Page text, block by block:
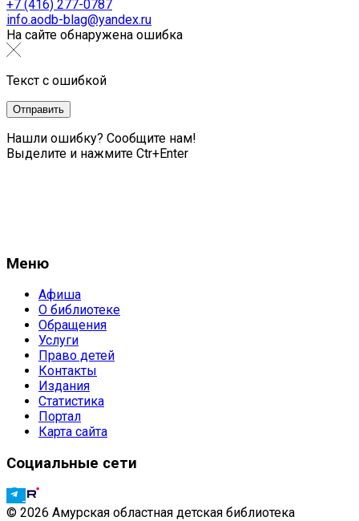
+7 (416) 277-0787
info.aodb-blag@yandex.ru
На сайте обнаружена ошибка
Текст с ошибкой
Нашли ошибку? Сообщите нам!
Выделите и нажмите Ctr+Enter
Меню
Афиша
О библиотеке
Обращения
Услуги
Право детей
Контакты
Издания
Статистика
Портал
Карта сайта
Социальные сети
© 2026 Амурская областная детская библиотека